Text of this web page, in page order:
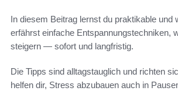
In diesem Beitrag lernst du praktikable
erfährst einfache Entspannungstechniken,
steigern — sofort und langfristig.
Die Tipps sind alltagstauglich und richten
helfen dir, Stress abzubauen auch in